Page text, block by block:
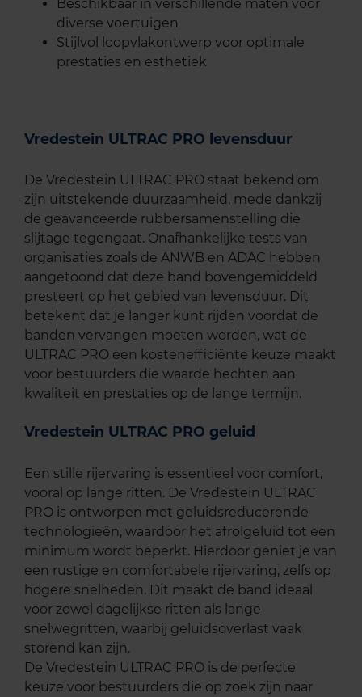
Beschikbaar in verschillende maten voor
diverse voertuigen
Stijlvol loopvlakontwerp voor optimale
prestaties en esthetiek
Vredestein ULTRAC PRO levensduur
De Vredestein ULTRAC PRO staat bekend om
zijn uitstekende duurzaamheid, mede dankzij
de geavanceerde rubbersamenstelling die
slijtage tegengaat. Onafhankelijke tests van
organisaties zoals de ANWB en ADAC hebben
aangetoond dat deze band bovengemiddeld
presteert op het gebied van levensduur. Dit
betekent dat je langer kunt rijden voordat de
banden vervangen moeten worden, wat de
ULTRAC PRO een kostenefficiënte keuze maakt
voor bestuurders die waarde hechten aan
kwaliteit en prestaties op de lange termijn.
Vredestein ULTRAC PRO geluid
Een stille rijervaring is essentieel voor comfort,
vooral op lange ritten. De Vredestein ULTRAC
PRO is ontworpen met geluidsreducerende
technologieën, waardoor het afrolgeluid tot een
minimum wordt beperkt. Hierdoor geniet je van
een rustige en comfortabele rijervaring, zelfs op
hogere snelheden. Dit maakt de band ideaal
voor zowel dagelijkse ritten als lange
snelwegritten, waarbij geluidsoverlast vaak
storend kan zijn.
De Vredestein ULTRAC PRO is de perfecte
keuze voor bestuurders die op zoek zijn naar